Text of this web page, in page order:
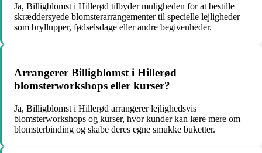
Ja, Billigblomst i Hillerød tilbyder muligheden for at bestille
skræddersyede blomsterarrangementer til specielle lejligheder
som bryllupper, fødselsdage eller andre begivenheder.
Arrangerer Billigblomst i Hillerød
blomsterworkshops eller kurser?
Ja, Billigblomst i Hillerød arrangerer lejlighedsvis
blomsterworkshops og kurser, hvor kunder kan lære mere om
blomsterbinding og skabe deres egne smukke buketter.